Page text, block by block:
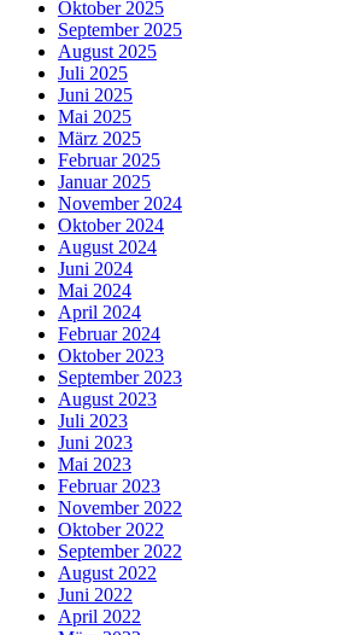
Oktober 2025
September 2025
August 2025
Juli 2025
Juni 2025
Mai 2025
März 2025
Februar 2025
Januar 2025
November 2024
Oktober 2024
August 2024
Juni 2024
Mai 2024
April 2024
Februar 2024
Oktober 2023
September 2023
August 2023
Juli 2023
Juni 2023
Mai 2023
Februar 2023
November 2022
Oktober 2022
September 2022
August 2022
Juni 2022
April 2022